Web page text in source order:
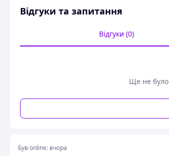
позашляховий дизайн гарантує чудову
Відгуки та запитання
Відгуки (0)
Ще не було
Був online: вчора